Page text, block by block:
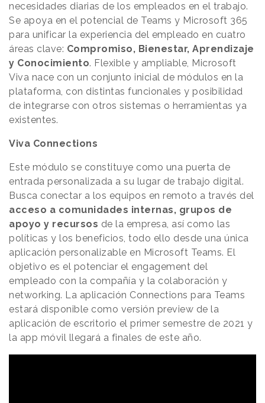
necesidades diarias de los empleados en el trabajo.
Se apoya en el potencial de Teams y Microsoft 365
para unificar la experiencia del empleado en cuatro
áreas clave: Compromiso, Bienestar, Aprendizaje
y Conocimiento. Flexible y ampliable, Microsoft
Viva nace con un conjunto inicial de módulos en la
plataforma, con distintas funcionales y posibilidad
de integrarse con otros sistemas o herramientas ya
existentes.
Viva Connections
Este módulo se constituye como una puerta de
entrada personalizada a su lugar de trabajo digital.
Busca conectar a los equipos en remoto a través del
acceso a comunidades internas, grupos de
apoyo y recursos de la empresa, así como las
políticas y los beneficios, todo ello desde una única
aplicación personalizable en Microsoft Teams. El
objetivo es el potenciar el engagement del
empleado con la compañía y la colaboración y
networking. La aplicación Connections para Teams
estará disponible como versión preview de la
aplicación de escritorio el primer semestre de 2021 y
la app móvil llegará a finales de este año.